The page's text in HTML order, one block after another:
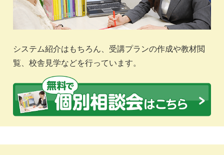
システム紹介はもちろん、受講プランの作成や教材閲
覧、校舎見学などを行っています。